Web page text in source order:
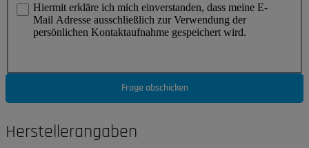
Hiermit erkläre ich mich einverstanden, dass meine E-
Mail Adresse ausschließlich zur Verwendung der
persönlichen Kontaktaufnahme gespeichert wird.
Frage abschicken
Herstellerangaben